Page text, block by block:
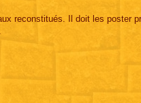
reconstitués. Il doit les poster